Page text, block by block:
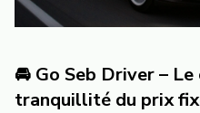
🚘 Go Seb Driver –
tranquillité du prix